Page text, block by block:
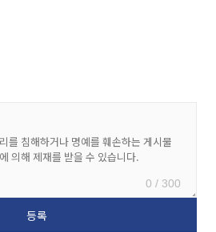
0 / 300